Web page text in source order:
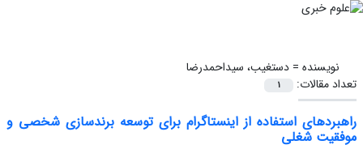
نویسنده =دستغیب، سیداحمدرضا
تعداد مقالات:
1
راهبردهای استفاده از اینستاگرام برای توسعه برندسازی شخصی و
موفقیت شغلی